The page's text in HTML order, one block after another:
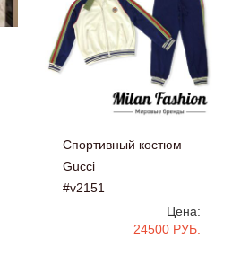
Спортивный костюм
Gucci
#v2151
Цена:
24500 РУБ.